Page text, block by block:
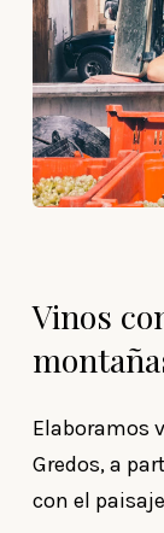
Vinos
Elaboramos
Gredos, a
con el